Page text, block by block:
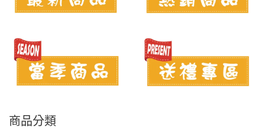
商品分類